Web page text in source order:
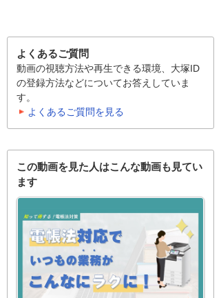
よくあるご質問
動画の視聴方法や再生できる環境、大塚ID
の登録方法などについてお答えしていま
す。
よくあるご質問を見る
この動画を見た人はこんな動画も見てい
ます